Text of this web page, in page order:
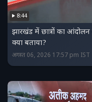
8:44
झारखंड में छात्रों का
क्या बताया?
अगस्त 06, 2026 17:57 pm IST